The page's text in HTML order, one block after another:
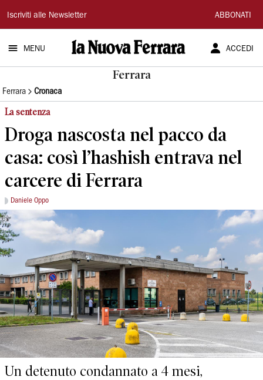
La
Nuova
Ferrara
Iscriviti alle Newsletter ABBONATI
MENU ACCEDI
Ferrara
Ferrara Cronaca
La sentenza
Droga nascosta nel pacco da
casa: così l’hashish entrava nel
carcere di Ferrara
Daniele Oppo
Un detenuto condannato a 4 mesi,